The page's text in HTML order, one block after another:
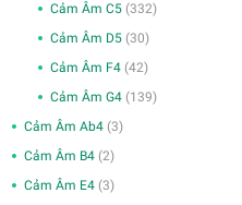
Cảm Âm C5 (332)
Cảm Âm D5 (30)
Cảm Âm F4 (42)
Cảm Âm G4 (139)
Cảm Âm Ab4 (3)
Cảm Âm B4 (2)
Cảm Âm E4 (3)